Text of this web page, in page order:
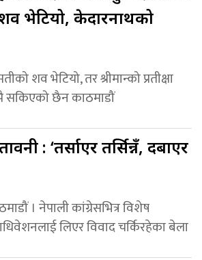
भेटियो, केदारनाथको
शव भेटियो, तर श्रीमान्को प्रतीक्षा
छैन काठमाडौं
: ‘तर्साएर तर्सिन्नँ, दबाएर
। नेपाली कांग्रेसभित्र विशेष
लिएर विवाद चर्किरहेका बेला